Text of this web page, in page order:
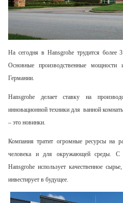
На сегодня в Hansgrohe трудится более
Основные производственные
Германии.
Hansgrohe делает ставку на
инновационной техники для ванной
– это новинки.
Компания тратит огромные ресурсы на
человека и для окружающей среды. С
Hansgrohe использует качественное
инвестирует в будущее.